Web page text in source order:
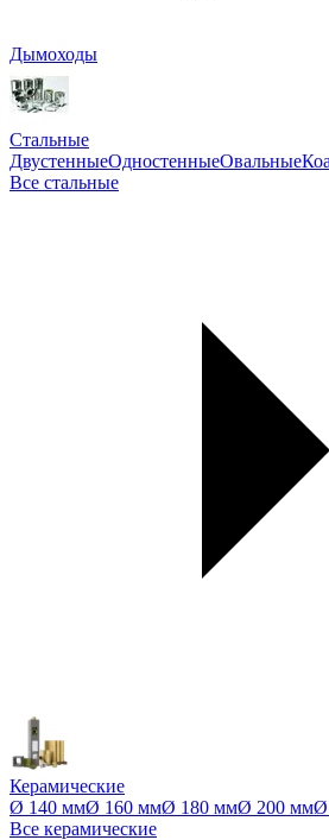
Дымоходы
Стальные
ДвустенныеОдностенныеОвальные
Все стальные
Керамические
Ø 140 ммØ 160 ммØ 180 ммØ 200 ммØ
Все керамические